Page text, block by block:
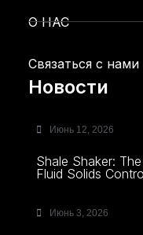
О НАС
Связаться с нами
Новости
Июнь 12, 2026
Shale Shaker:
Fluid Solids
Июнь 3, 2026